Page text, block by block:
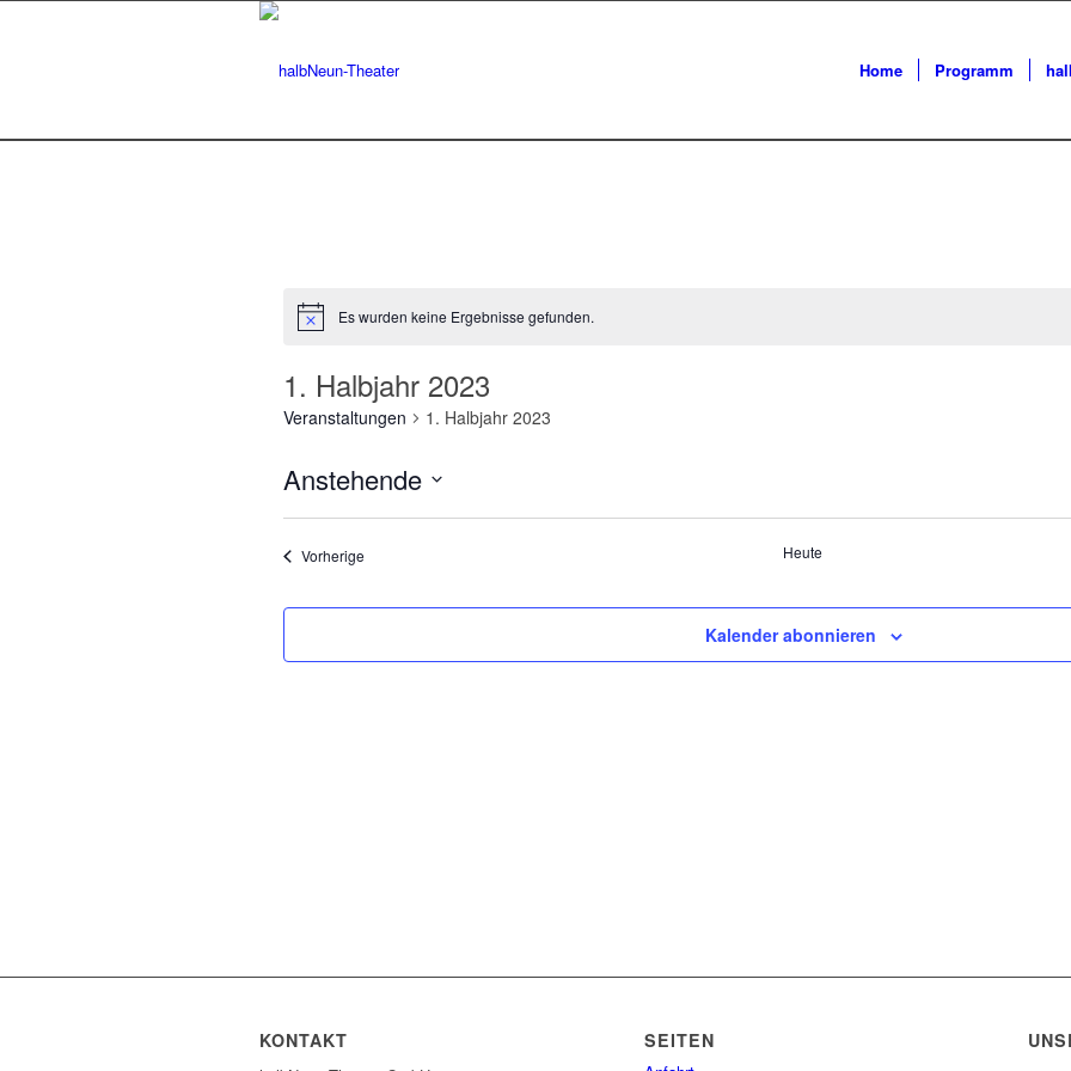
Home Programm
HinweisEs wurden keine Ergebnisse gefunden.
1. Halbjahr 2023
Veranstaltungen 1. Halbjahr 2023
Anstehende
VorherigeVeranstaltungen Heute
Kalender abonnieren
KONTAKT SEITEN